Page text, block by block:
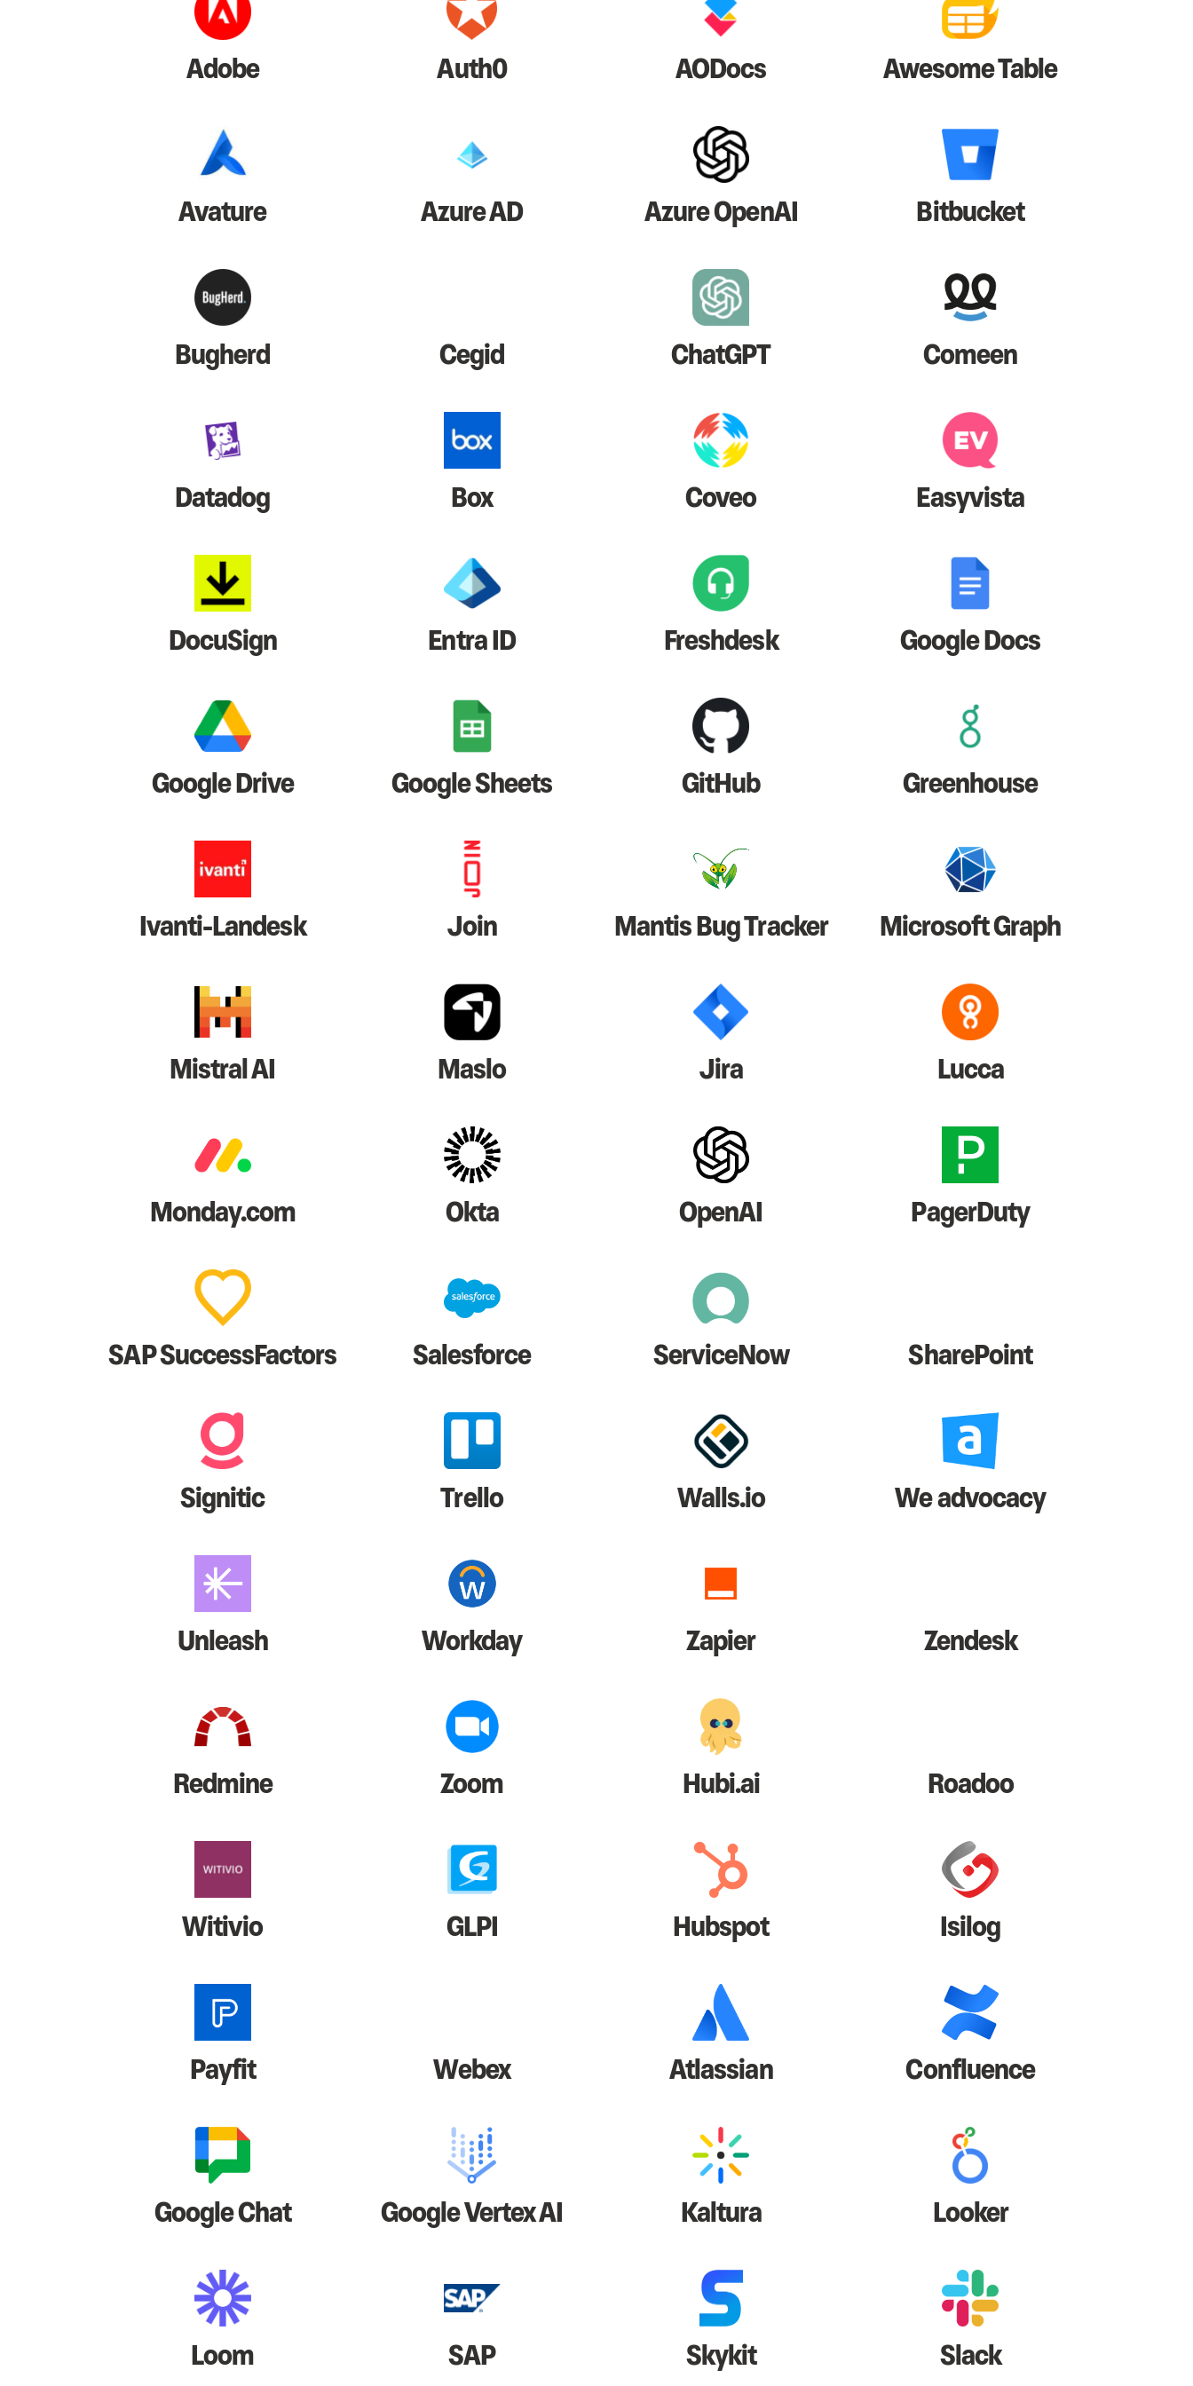
Adobe Auth0 AODocs Awesome Table
Avature Azure AD Azure OpenAI Bitbucket
Bugherd Cegid ChatGPT Comeen
Datadog Box Coveo Easyvista
DocuSign Entra ID Freshdesk Google Docs
Google Drive Google Sheets GitHub Greenhouse
Ivanti-Landesk Join Mantis Bug Tracker Microsoft Graph
Mistral AI Maslo Jira Lucca
Monday.com Okta OpenAI PagerDuty
SAP SuccessFactors Salesforce ServiceNow SharePoint
Signitic Trello Walls.io We advocacy
Unleash Workday Zapier Zendesk
Redmine Zoom Hubi.ai Roadoo
Witivio GLPI Hubspot Isilog
Payfit Webex Atlassian Confluence
Google Chat Google Vertex AI Kaltura Looker
Loom SAP Skykit Slack